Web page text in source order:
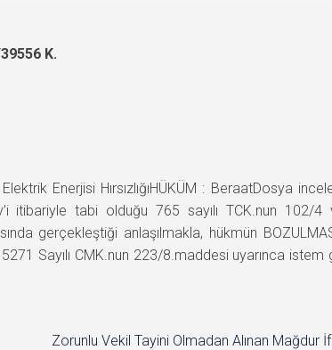
K.
Enerjisi HırsızlığıHÜKÜM : BeraatDosya
itibariyle tabi olduğu 765 sayılı TCK.nun 102/
gerçekleştiği anlaşılmakla, hükmün
5271 Sayılı CMK.nun 223/8.maddesi uyarınca
Zorunlu Vekil Tayini Olmadan Alınan Mağdur